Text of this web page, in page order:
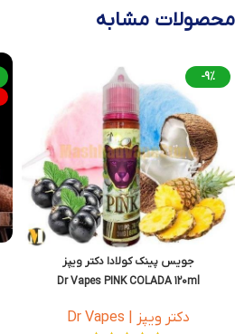
محصولات مشابه
-9%
جویس پینک کولادا دکتر ویپز
Dr Vapes PINK COLADA 120ml
دکتر ویپز | Dr Vapes